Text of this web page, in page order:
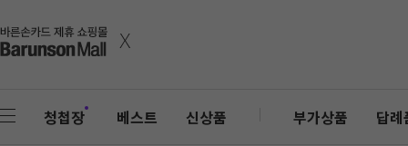
x
청첩장 베스트 신상품 부가상품 답례